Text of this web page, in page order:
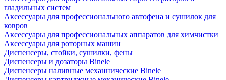
гладильных систем
Аксессуары для профессионального автофена и сушилок для
ковров
Аксессуары для профессиональных аппаратов для химчистки
Аксессуары для роторных машин
Диспенсеры, стойки, сушилки, фены
Диспенсеры и дозаторы Binele
Диспенсеры наливные механнические Binele